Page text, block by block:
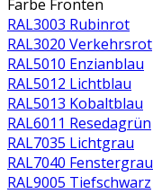
Farbe Fronten
RAL3003 Rubinrot
RAL3020 Verkehrsrot
RAL5010 Enzianblau
RAL5012 Lichtblau
RAL5013 Kobaltblau
RAL6011 Resedagrün
RAL7035 Lichtgrau
RAL7040 Fenstergrau
RAL9005 Tiefschwarz